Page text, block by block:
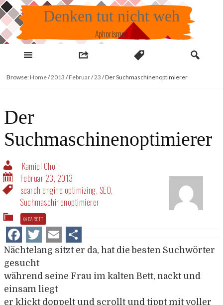
Skip
to
content
Denken tut nicht weh
Aphorismen
Browse: Home/2013 /Februar/23 /Der Suchmaschinenoptimierer
Der
Suchmaschinenoptimierer
Kamiel Choi
Februar 23, 2013
search engine optimizing, SEO,
Suchmaschinenoptimierer
KABARETT
Facebook
Twitter
Email
Nächtelang sitzt er da, hat die besten Suchwörter
gesucht
während seine Frau im kalten Bett, nackt und
einsam liegt
er klickt doppelt und scrollt und tippt mit voller